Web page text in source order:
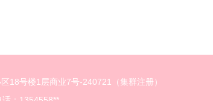
18号楼1层商业7号-240721（集群注册）